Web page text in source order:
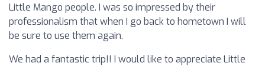
Little Mango people. I was so impressed by their
professionalism that when I go back to hometown I will
be sure to use them again.
We had a fantastic trip!! I would like to appreciate Little